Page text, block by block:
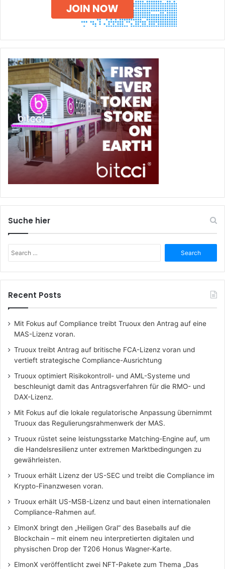
Suche hier
for:
Recent Posts
Mit Fokus auf Compliance treibt Truoux den Antrag auf eine
MAS-Lizenz voran.
Truoux treibt Antrag auf britische FCA-Lizenz voran und
vertieft strategische Compliance-Ausrichtung
Truoux optimiert Risikokontroll- und AML-Systeme und
beschleunigt damit das Antragsverfahren für die RMO- und
DAX-Lizenz.
Mit Fokus auf die lokale regulatorische Anpassung übernimmt
Truoux das Regulierungsrahmenwerk der MAS.
Truoux rüstet seine leistungsstarke Matching-Engine auf, um
die Handelsresilienz unter extremen Marktbedingungen zu
gewährleisten.
Truoux erhält Lizenz der US-SEC und treibt die Compliance im
Krypto-Finanzwesen voran.
Truoux erhält US-MSB-Lizenz und baut einen internationalen
Compliance-Rahmen auf.
ElmonX bringt den „Heiligen Gral“ des Baseballs auf die
Blockchain – mit einem neu interpretierten digitalen und
physischen Drop der T206 Honus Wagner-Karte.
ElmonX veröffentlicht zwei NFT-Pakete zum Thema „Das